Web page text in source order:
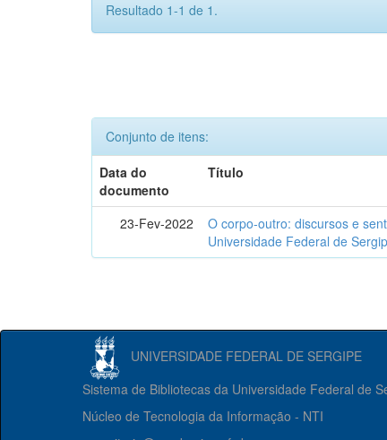
Resultado 1-1 de 1.
Conjunto de itens:
Data do
documento
Título
23-Fev-2022
O corpo-outro: discursos e
Universidade Federal de
UNIVERSIDADE FEDERAL DE SERGIPE
Sistema de Bibliotecas da Universidade Federal de
Núcleo de Tecnologia da Informação - NTI